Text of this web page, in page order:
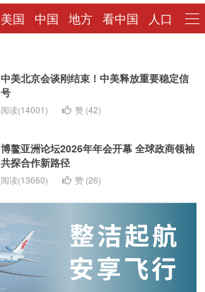
美国 中国 地方 看中国 人口普查
中美北京会谈刚结束！中美释放重要稳定信
号
阅读(14001) 赞 (42)
博鳌亚洲论坛2026年年会开幕 全球政商领袖
共探合作新路径
阅读(13660) 赞 (26)